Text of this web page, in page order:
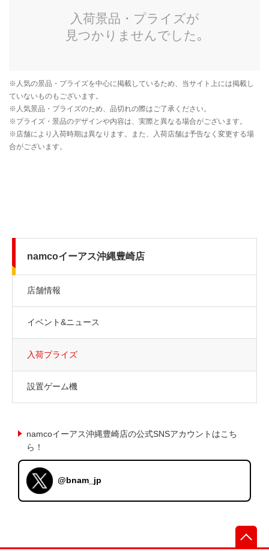
namcoイーアス沖縄豊崎店
店舗情報
イベント&ニュース
入荷プライズ
設置ゲーム機
namcoイーアス沖縄豊崎店の公式SNSアカウントはこち
ら！
@bnam_jp